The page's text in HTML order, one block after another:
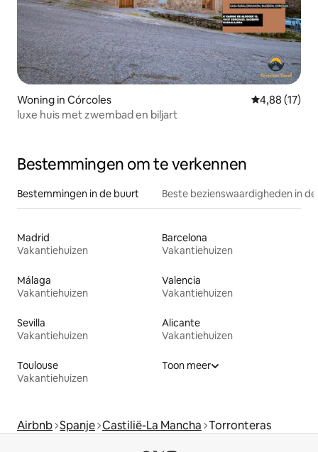
Woning in Córcoles Gemiddelde
4,88 (17)
luxe huis met zwembad en biljart
Bestemmingen om te verkennen
Bestemmingen in de buurt Beste bezienswaardigheden in
Madrid
Vakantiehuizen
Barcelona
Vakantiehuizen
Málaga
Vakantiehuizen
Valencia
Vakantiehuizen
Sevilla
Vakantiehuizen
Alicante
Vakantiehuizen
Toulouse
Vakantiehuizen
Toon meer
Airbnb Spanje Castilië-La Mancha Torronteras